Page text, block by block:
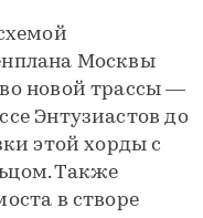
Москвы
новой трассы —
Энтузиастов до
этой хорды с
Также
в створе